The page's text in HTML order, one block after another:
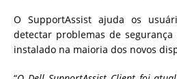
O SupportAssist ajuda os
detectar problemas de segurança
instalado na maioria dos novos